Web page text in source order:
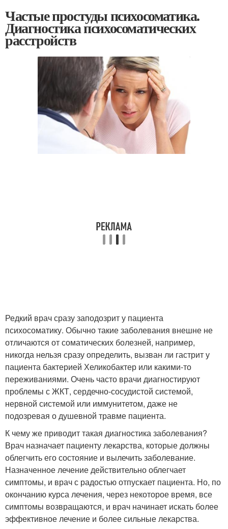
Частые простуды психосоматика.
Диагностика психосоматических
расстройств
Редкий врач сразу заподозрит у пациента
психосоматику. Обычно такие заболевания внешне не
отличаются от соматических болезней, например,
никогда нельзя сразу определить, вызван ли гастрит у
пациента бактерией Хеликобактер или какими-то
переживаниями. Очень часто врачи диагностируют
проблемы с ЖКТ, сердечно-сосудистой системой,
нервной системой или иммунитетом, даже не
подозревая о душевной травме пациента.
К чему же приводит такая диагностика заболевания?
Врач назначает пациенту лекарства, которые должны
облегчить его состояние и вылечить заболевание.
Назначенное лечение действительно облегчает
симптомы, и врач с радостью отпускает пациента. Но, по
окончанию курса лечения, через некоторое время, все
симптомы возвращаются, и врач начинает искать более
эффективное лечение и более сильные лекарства.